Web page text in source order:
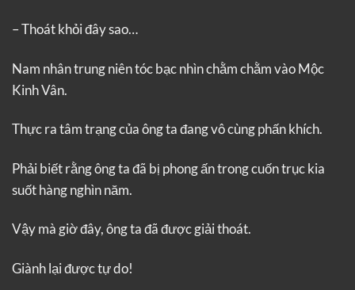
– Thoát khỏi đây sao…
Nam nhân trung niên tóc bạc nhìn chằm chằm vào Mộc
Kinh Vân.
Thực ra tâm trạng của ông ta đang vô cùng phấn khích.
Phải biết rằng ông ta đã bị phong ấn trong cuốn trục kia
suốt hàng nghìn năm.
Vậy mà giờ đây, ông ta đã được giải thoát.
Giành lại được tự do!